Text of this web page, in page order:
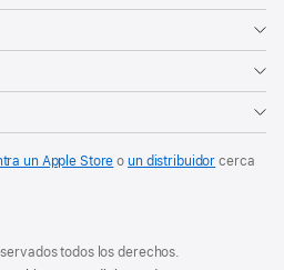
un Apple Store oun distribuidor cerca
todos los derechos.